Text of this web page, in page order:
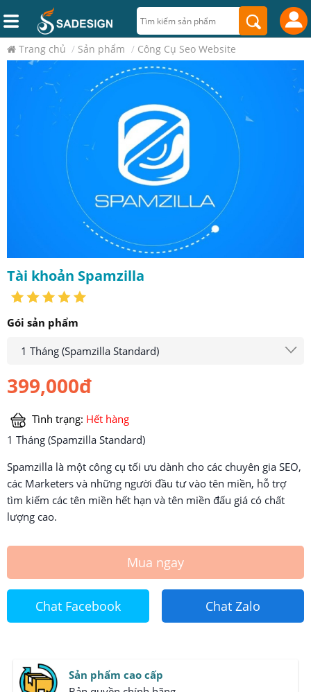
Trang chủ / Sản phẩm / Công Cụ Seo Website
Tài khoản Spamzilla
Gói sản phẩm
1 Tháng (Spamzilla Standard)
399,000đ
Tình trạng: Hết hàng
1 Tháng (Spamzilla Standard)
Spamzilla là một công cụ tối ưu dành cho các chuyên gia SEO,
các Marketers và những người đầu tư vào tên miền, hỗ trợ
tìm kiếm các tên miền hết hạn và tên miền đấu giá có chất
lượng cao.
Mua ngay
Chat Facebook Chat Zalo
Sản phẩm cao cấp